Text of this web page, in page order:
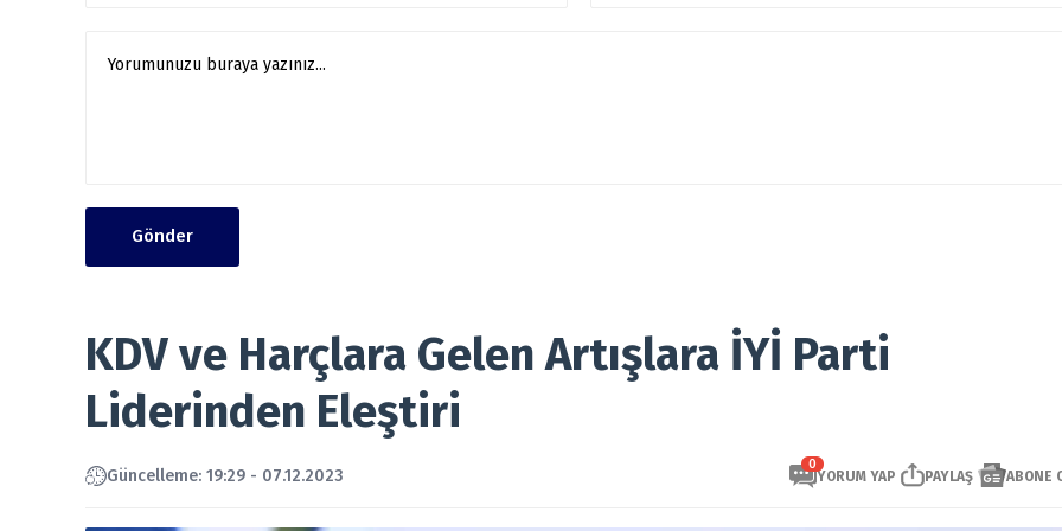
Gönder
KDV ve Harçlara Gelen Artışlara İYİ Parti
Liderinden Eleştiri
Güncelleme: 19:29 - 07.12.2023
0
YORUM YAP PAYLAŞ ABONE